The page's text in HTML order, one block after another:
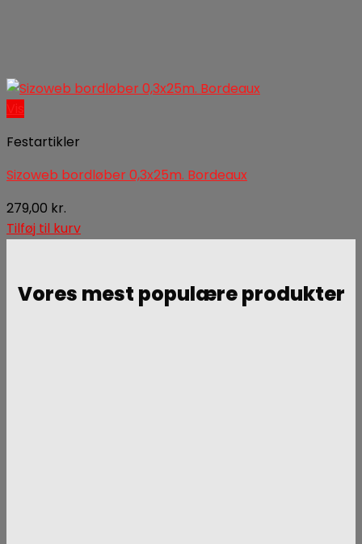
Festartikler
Sizoweb bordløber 0,3x25m. Bordeaux
279,00 kr.
Tilføj til kurv
Vores mest populære produkter